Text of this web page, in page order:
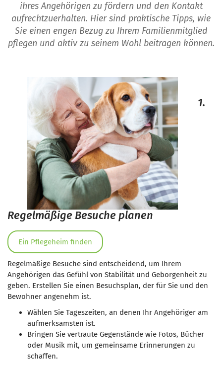
ihres Angehörigen zu fördern und den Kontakt
aufrechtzuerhalten. Hier sind praktische Tipps, wie
Sie einen engen Bezug zu Ihrem Familienmitglied
pflegen und aktiv zu seinem Wohl beitragen können.
1.
Regelmäßige Besuche planen
Ein Pflegeheim finden
Regelmäßige Besuche sind entscheidend, um Ihrem
Angehörigen das Gefühl von Stabilität und Geborgenheit zu
geben. Erstellen Sie einen Besuchsplan, der für Sie und den
Bewohner angenehm ist.
Wählen Sie Tageszeiten, an denen Ihr Angehöriger am
aufmerksamsten ist.
Bringen Sie vertraute Gegenstände wie Fotos, Bücher
oder Musik mit, um gemeinsame Erinnerungen zu
schaffen.